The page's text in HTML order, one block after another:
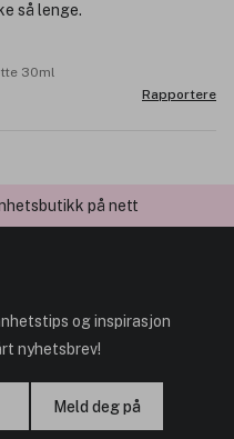
så lenge.
30ml
Rapportere
2026 og 2025
og inspirasjon
nyhetsbrev!
Meld deg på